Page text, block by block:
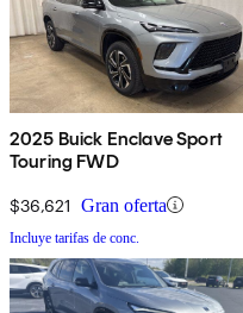
2025 Buick Enclave Sport
Touring FWD
$36,621 Gran oferta
Incluye tarifas de conc.